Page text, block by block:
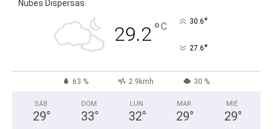
Nubes Dispersas
29.2°C 30.6°
27.6°
63 % 2.9kmh 30 %
SÁB
29°
DOM
33°
LUN
32°
MAR
29°
MIÉ
29°